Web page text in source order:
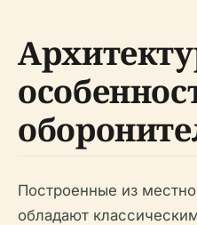
Построенные из
обладают